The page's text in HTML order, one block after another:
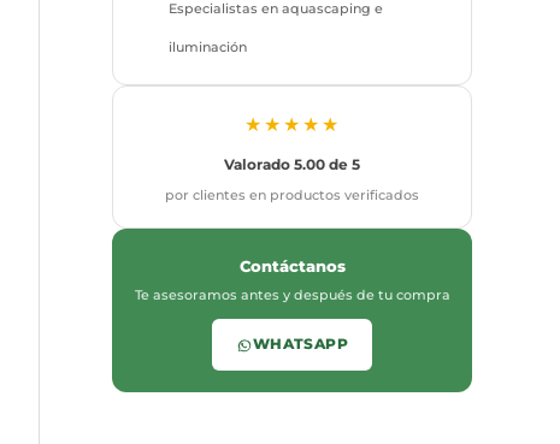
Especialistas en aquascaping e
iluminación
★★★★★
Valorado 5.00 de 5
por clientes en productos verificados
Contáctanos
Te asesoramos antes y después de tu compra
WHATSAPP